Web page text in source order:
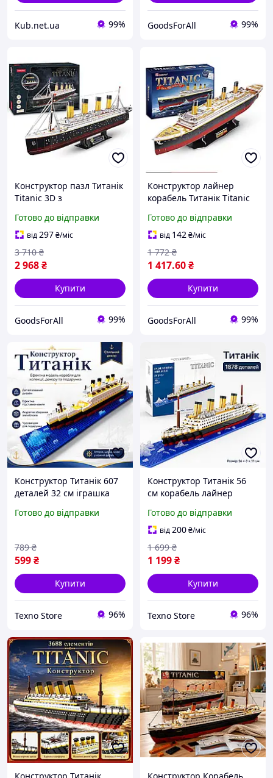
Kub.net.ua 99% GoodsForAll 99%
Конструктор пазл Титанік
Titanic 3D з
266 дет Різнокольоровий
Готово до відправки
від297₴/міс
2 968₴
3 710 ₴
Купити
GoodsForAll 99%
Конструктор лайнер
корабель Титанік Titanic
деталей Різнокольоровий
Готово до відправки
від 142₴/міс
1 417.60₴
1 772 ₴
Купити
GoodsForAll 99%
Конструктор Титанік 607
деталей 32 см іграшка
модель набір для дітей
Готово до відправки
599₴
789 ₴
Купити
Texno Store 96%
Конструктор Титанік 56
см корабель лайнер
набір для складання
дитячий подарунок у
стилі LEGO
Готово до відправки
від200₴/міс
1 199₴
1 699 ₴
Купити
Texno Store 96%